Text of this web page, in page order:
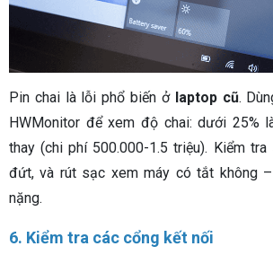
Pin chai là lỗi phổ biến ở laptop cũ.
HWMonitor để xem độ chai: dưới 25%
thay (chi phí 500.000-1.5 triệu). Kiểm
đứt, và rút sạc xem máy có tắt không
nặng.
6. Kiểm tra các cổng kết nối